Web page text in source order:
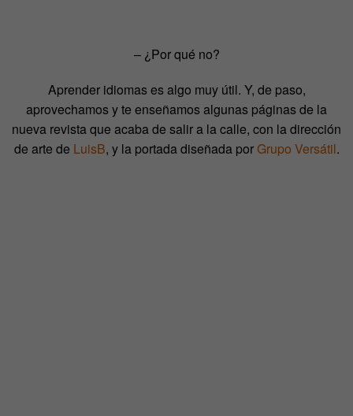
– ¿Por qué no?
Aprender idiomas es algo muy útil. Y, de paso,
aprovechamos y te enseñamos algunas páginas de la
nueva revista que acaba de salir a la calle, con la dirección
de arte de LuisB, y la portada diseñada porGrupo Versátil.